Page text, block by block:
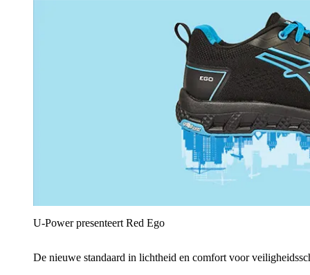
U‑Power presenteert Red Ego
De nieuwe standaard in lichtheid en comfort voor